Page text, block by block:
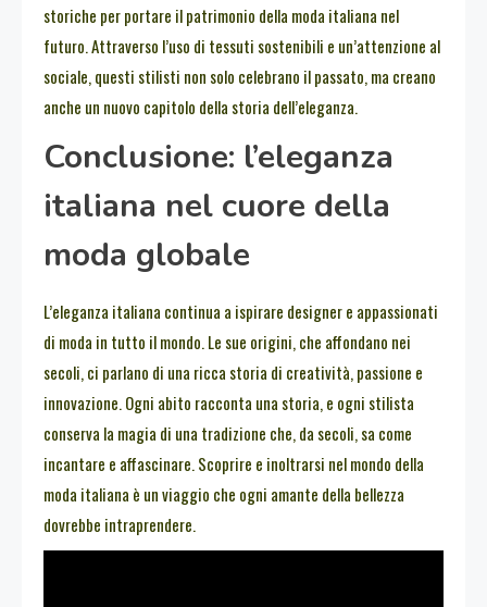
storiche per portare il patrimonio della moda italiana nel
futuro. Attraverso l’uso di tessuti sostenibili e un’attenzione al
sociale, questi stilisti non solo celebrano il passato, ma creano
anche un nuovo capitolo della storia dell’eleganza.
Conclusione: l’eleganza
italiana nel cuore della
moda globale
L’eleganza italiana continua a ispirare designer e appassionati
di moda in tutto il mondo. Le sue origini, che affondano nei
secoli, ci parlano di una ricca storia di creatività, passione e
innovazione. Ogni abito racconta una storia, e ogni stilista
conserva la magia di una tradizione che, da secoli, sa come
incantare e affascinare. Scoprire e inoltrarsi nel mondo della
moda italiana è un viaggio che ogni amante della bellezza
dovrebbe intraprendere.